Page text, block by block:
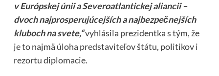
v Európskej únii a Severoatlantickej aliancii –
dvoch najprosperujúcejších a najbezpečnejších
kluboch na svete,“vyhlásila prezidentka s tým, že
je to najmä úloha predstaviteľov štátu, politikov i
rezortu diplomacie.